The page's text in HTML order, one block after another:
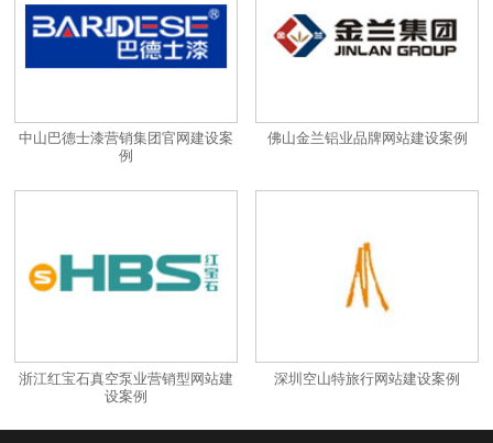
中山巴德士漆营销集团官网建设案
例
佛山金兰铝业品牌网站建设案例
浙江红宝石真空泵业营销型网站建
设案例
深圳空山特旅行网站建设案例